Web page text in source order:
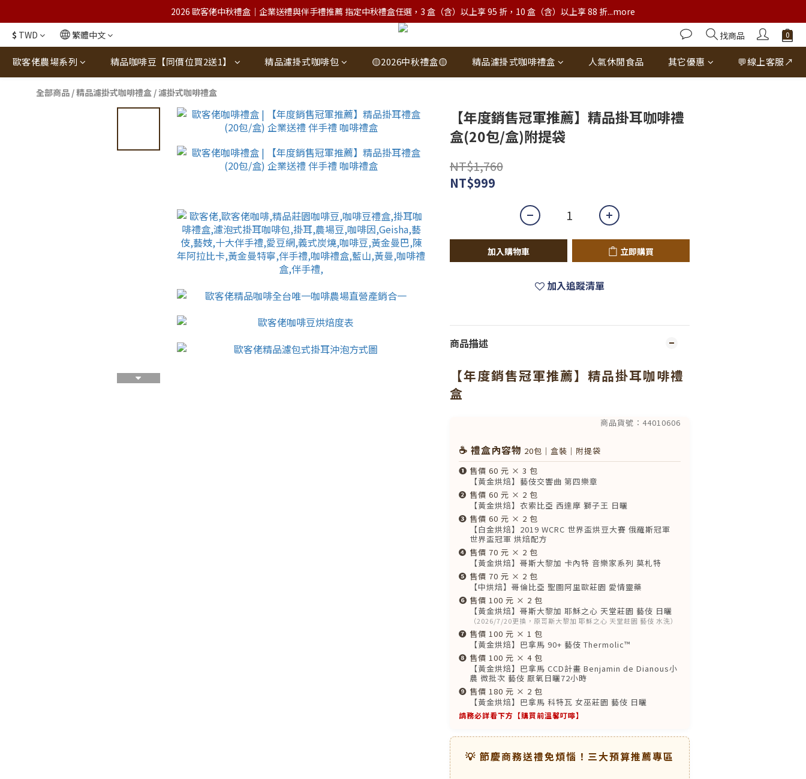
2026 歐客佬中秋禮盒｜企業送禮與伴手禮推薦 指定中秋禮盒任選，3 盒（含）以上享 95 折，10 盒（含）以上享 88 折...more
$ TWD 繁體中文 找商品
歐客佬農場系列 精品咖啡豆【同價位買2送1】 精品濾掛式咖啡包 🟡2026中秋禮盒🟡 精品濾掛式咖啡禮盒 人氣休閒食品 其它優惠 💬線上客服↗
全部商品 /精品濾掛式咖啡禮盒 /濾掛式咖啡禮盒
【年度銷售冠軍推薦】精品掛耳咖啡禮
盒(20包/盒)附提袋
NT$1,760
NT$999
加入購物車 立即購買
加入追蹤清單
商品描述
【年度銷售冠軍推薦】精品掛耳咖啡禮
盒
商品貨號：44010606
☕ 禮盒內容物 20包｜盒裝｜附提袋
❶ 售價 60 元 × 3 包
【黃金烘焙】藝伎交響曲 第四樂章
❷ 售價 60 元 × 2 包
【黃金烘焙】衣索比亞 西達摩 獅子王 日曬
❸ 售價 60 元 × 2 包
【白金烘焙】2019 WCRC 世界盃烘豆大賽 俄羅斯冠軍
世界盃冠軍 烘焙配方
❹ 售價 70 元 × 2 包
【黃金烘焙】哥斯大黎加 卡內特 音樂家系列 莫札特
❺ 售價 70 元 × 2 包
【中烘焙】哥倫比亞 聖圖阿里歐莊園 愛情靈藥
❻ 售價 100 元 × 2 包
【黃金烘焙】哥斯大黎加 耶穌之心 天堂莊園 藝伎 日曬
（2026/7/20更換，原哥斯大黎加 耶穌之心 天堂莊園 藝伎 水洗）
❼ 售價 100 元 × 1 包
【黃金烘焙】巴拿馬 90+ 藝伎 Thermolic™
❽ 售價 100 元 × 4 包
【黃金烘焙】巴拿馬 CCD計畫 Benjamin de Dianous小
農 微批次 藝伎 厭氧日曬72小時
❾ 售價 180 元 × 2 包
【黃金烘焙】巴拿馬 科特瓦 女巫莊園 藝伎 日曬
請務必詳看下方【購買前溫馨叮嚀】
💡 節慶商務送禮免煩惱！三大預算推薦專區